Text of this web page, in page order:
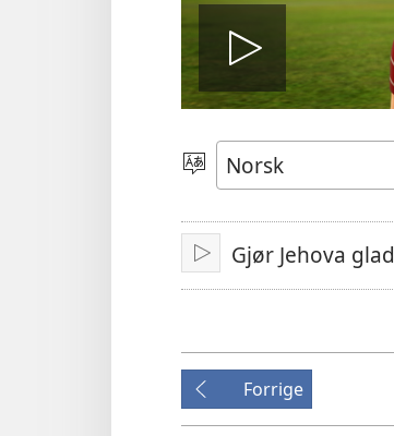
Spill
video
Velg
språk
Spill
av
Gjør Jehova glad
Forrige